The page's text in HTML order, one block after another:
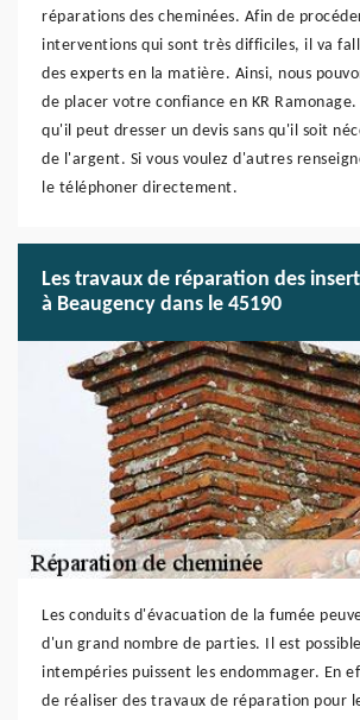
réparations des cheminées. Afin de
interventions qui sont très difficiles, il va
des experts en la matière. Ainsi, nous
de placer votre confiance en KR
qu'il peut dresser un devis sans qu'il soit
de l'argent. Si vous voulez d'autres
le téléphoner directement.
Les travaux de réparation des
à Beaugency dans le 45190
Les conduits d'évacuation de la fumée
d'un grand nombre de parties. Il est
intempéries puissent les endommager. En
de réaliser des travaux de réparation pour